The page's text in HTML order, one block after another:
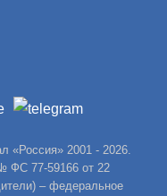
«Россия» 2001 - 2026.
ФС 77-59166 от 22
– федеральное